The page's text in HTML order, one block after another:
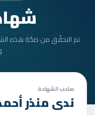
المتدربون
الأمان
تواصل
تم التحقّق من صحّة هذه
صاحب الشهادة
ندى منذر